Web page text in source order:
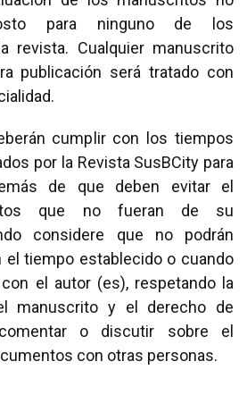
para ninguno de los
revista. Cualquier manuscrito
publicación será tratado con
cumplir con los tiempos
por la Revista SusBCity para
de que deben evitar el
que no fueran de su
considere que no podrán
el tiempo establecido o cuando
el autor (es), respetando la
manuscrito y el derecho de
o discutir sobre el
con otras personas.